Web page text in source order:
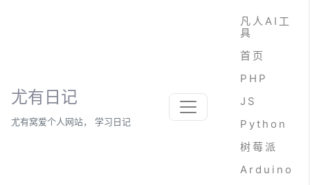
尤有日记
尤有窝爱个人网站， 学习日记
凡人AI工
具
首页
PHP
JS
Python
树莓派
Arduino